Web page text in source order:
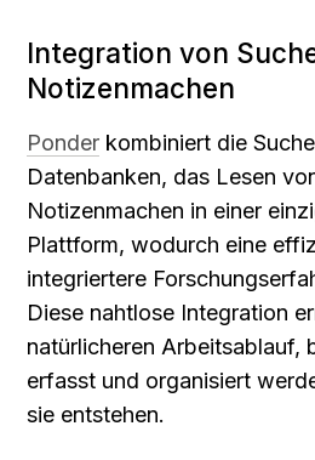
Integration von
Notizenmachen
Ponder kombiniert die
Datenbanken, das Lesen
Notizenmachen in einer
Plattform, wodurch eine
integriertere
Diese nahtlose Integration
natürlicheren Arbeitsablauf,
erfasst und organisiert
sie entstehen.